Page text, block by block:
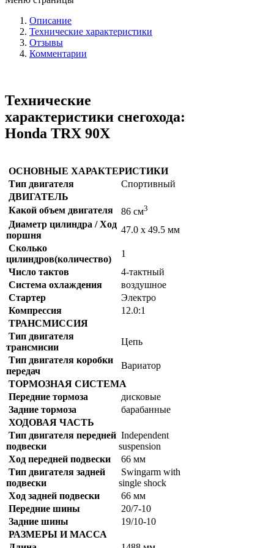
Описание
Технические характеристики
Отзывы
Комментарии
Технические
характеристики снегохода:
Honda TRX 90X
ОСНОВНЫЕ ХАРАКТЕРИСТИКИ
Тип двигателя
Спортивный
ДВИГАТЕЛЬ
Какой объем двигателя
86 см3
Диаметр цилиндра / Ход
поршня
47.0 x 49.5 мм
Сколько
цилиндров(количество)
1
Число тактов
4-тактный
Система охлаждения
воздушное
Стартер
Электро
Компрессия
12.0:1
ТРАНСМИССИЯ
Тип двигателя
трансмисии
Цепь
Тип двигателя коробки
передач
Вариатор
ТОРМОЗНАЯ СИСТЕМА
Передние тормоза
дисковые
Задние тормоза
барабанные
ХОДОВАЯ ЧАСТЬ
Тип двигателя передней
подвески
Independent
suspension
Ход передней подвески
66 мм
Тип двигателя задней
подвески
Swingarm with
single shock
Ход задней подвески
66 мм
Передние шины
20/7-10
Задние шины
19/10-10
РАЗМЕРЫ И МАССА